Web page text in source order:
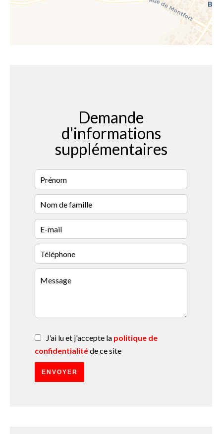
Demande
d'informations
supplémentaires
J’ai lu et j'accepte la politique de
confidentialitéde ce site
ENVOYER